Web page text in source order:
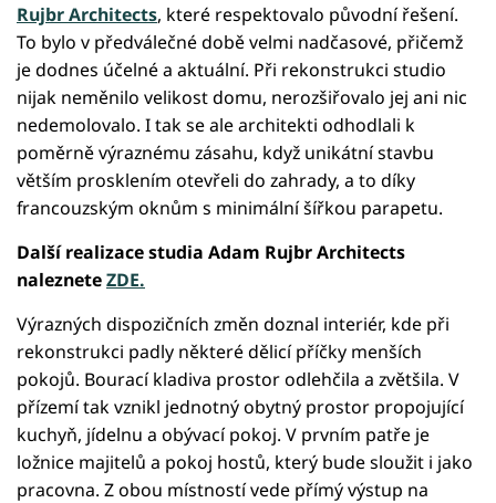
Rujbr Architects, které respektovalo původní řešení.
To bylo v předválečné době velmi nadčasové, přičemž
je dodnes účelné a aktuální. Při rekonstrukci studio
nijak neměnilo velikost domu, nerozšiřovalo jej ani nic
nedemolovalo. I tak se ale architekti odhodlali k
poměrně výraznému zásahu, když unikátní stavbu
větším prosklením otevřeli do zahrady, a to díky
francouzským oknům s minimální šířkou parapetu.
Další realizace studia Adam Rujbr Architects
nalezneteZDE.
Výrazných dispozičních změn doznal interiér, kde při
rekonstrukci padly některé dělicí příčky menších
pokojů. Bourací kladiva prostor odlehčila a zvětšila. V
přízemí tak vznikl jednotný obytný prostor propojující
kuchyň, jídelnu a obývací pokoj. V prvním patře je
ložnice majitelů a pokoj hostů, který bude sloužit i jako
pracovna. Z obou místností vede přímý výstup na